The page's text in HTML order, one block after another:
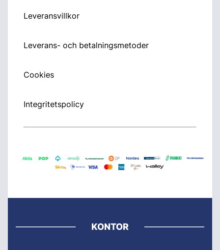
Leveransvillkor
Leverans- och betalningsmetoder
Cookies
Integritetspolicy
KONTOR